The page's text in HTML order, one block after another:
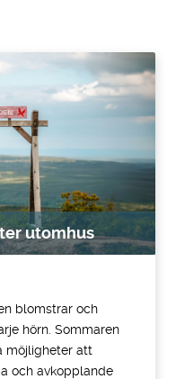
utomhus
blomstrar och
hörn. Sommaren
möjligheter att
och avkopplande